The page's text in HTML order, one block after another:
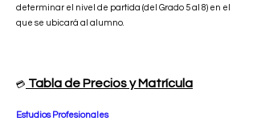
determinar el nivel de partida (del Grado 5 al 8) en el
que se ubicará al alumno.
💳 Tabla de Precios y Matrícula
Estudios Profesionales